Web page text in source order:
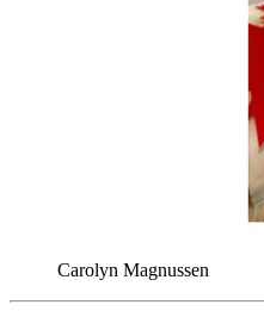
Carolyn Magnussen